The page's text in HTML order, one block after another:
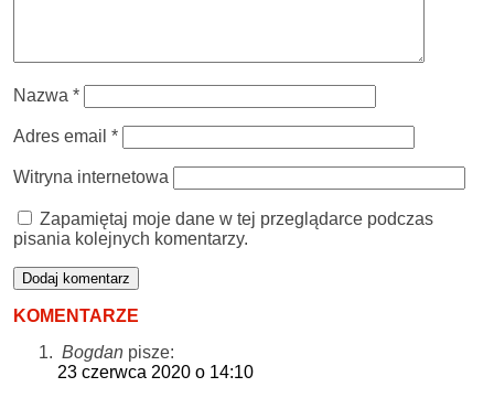
Nazwa *
Adres email *
Witryna internetowa
Zapamiętaj moje dane w tej przeglądarce podczas
pisania kolejnych komentarzy.
KOMENTARZE
Bogdan pisze:
23 czerwca 2020 o 14:10